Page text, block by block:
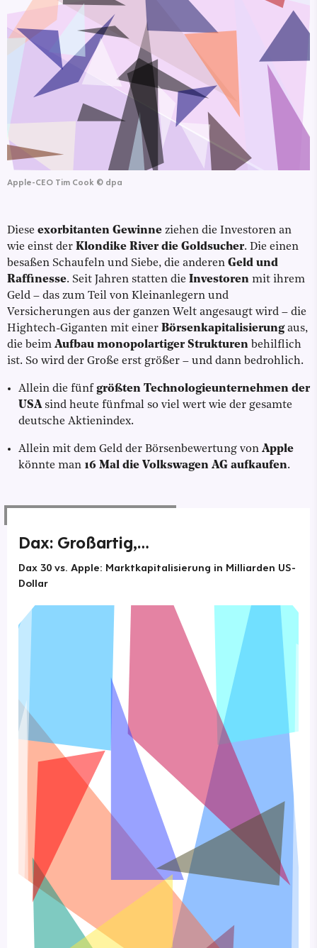
Apple-CEO Tim Cook © dpa
Diese exorbitanten Gewinne ziehen die Investoren an
wie einst der Klondike River die Goldsucher. Die einen
besaßen Schaufeln und Siebe, die anderen Geld und
Raffinesse. Seit Jahren statten die Investoren mit ihrem
Geld – das zum Teil von Kleinanlegern und
Versicherungen aus der ganzen Welt angesaugt wird – die
Hightech-Giganten mit einer Börsenkapitalisierungaus,
die beim Aufbau monopolartiger Strukturen behilflich
ist. So wird der Große erst größer – und dann bedrohlich.
Allein die fünf größten Technologieunternehmen der
USAsind heute fünfmal so viel wert wie der gesamte
deutsche Aktienindex.
Allein mit dem Geld der Börsenbewertung von Apple
könnte man 16 Mal die Volkswagen AG aufkaufen.
Dax: Großartig,…
Dax 30 vs. Apple: Marktkapitalisierung in Milliarden US-
Dollar